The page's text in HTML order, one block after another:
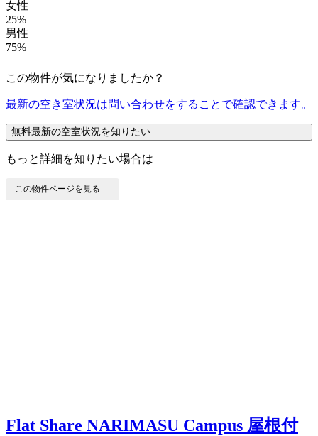
女性
25%
男性
75%
この物件が気になりましたか？
最新の空き室状況は問い合わせをすることで確認できます。
無料最新の空室状況を知りたい
もっと詳細を知りたい場合は
この物件ページを見る
Flat Share NARIMASU Campus 屋根付